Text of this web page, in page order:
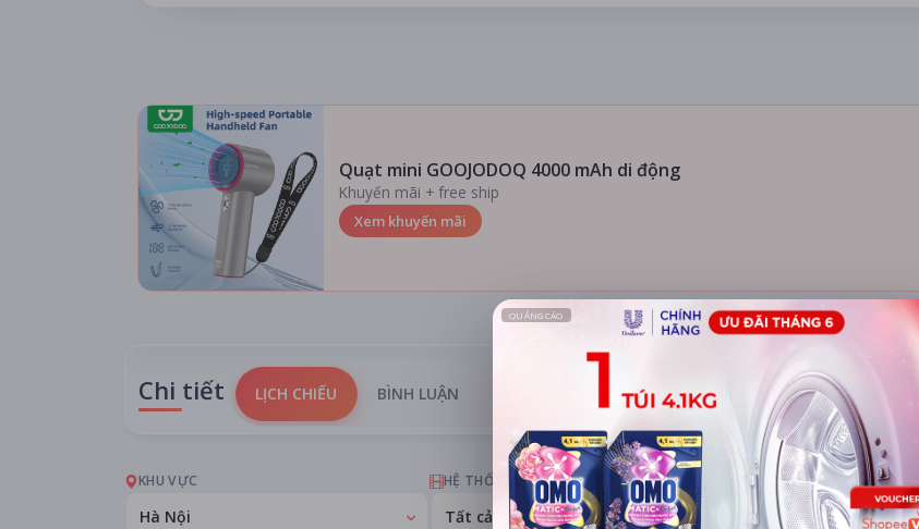
Quạt mini GOOJODOQ 4000 mAh di động
Khuyến mãi + free ship
Xem khuyến mãi
Chi tiết LỊCH CHIẾU BÌNH LUẬN TIN TỨC
KHU VỰC
Hà Nội
HỆ THỐNG RẠP
Tất cả hệ thống